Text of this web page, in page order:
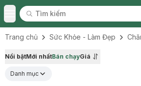
Toggle Menu
Tìm kiếm
Tìm kiếm
Trang chủ Sức Khỏe - Làm Đẹp
Nổi bậtMới nhấtBán chạyGiá
Danh mục